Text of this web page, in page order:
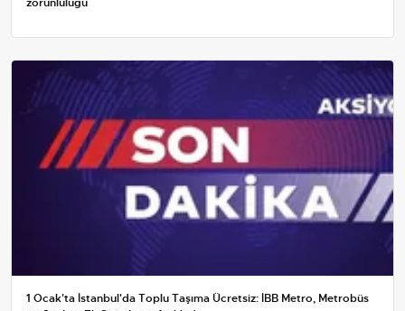
1 Ocak'ta İstanbul'da Toplu Taşıma Ücretsiz: İBB Metro, Metrobüs